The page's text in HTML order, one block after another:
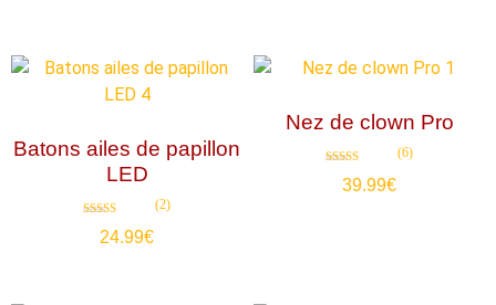
Batons ailes de papillon
LED
5.00
(2)
24.99€
Nez de clown Pro
4.83
(6)
39.99€